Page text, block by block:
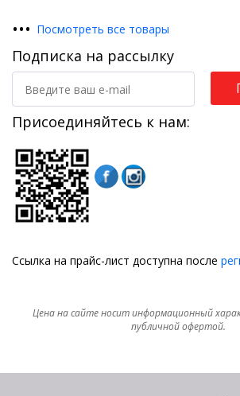
••• Посмотреть все товары
Подписка на рассылку
Присоединяйтесь к нам:
Ссылка на прайс-лист доступна после
Цена на сайте носит информационный
публичной офертой.